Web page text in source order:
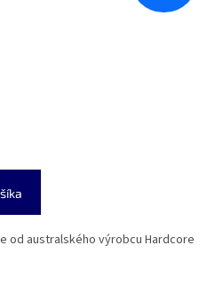
od australského výrobcu Hardcore